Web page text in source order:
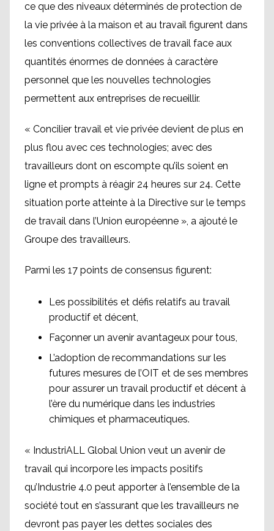
ce que des niveaux déterminés de protection de
la vie privée à la maison et au travail figurent dans
les conventions collectives de travail face aux
quantités énormes de données à caractère
personnel que les nouvelles technologies
permettent aux entreprises de recueillir.
« Concilier travail et vie privée devient de plus en
plus flou avec ces technologies; avec des
travailleurs dont on escompte qu’ils soient en
ligne et prompts à réagir 24 heures sur 24. Cette
situation porte atteinte à la Directive sur le temps
de travail dans l’Union européenne », a ajouté le
Groupe des travailleurs.
Parmi les 17 points de consensus figurent:
Les possibilités et défis relatifs au travail
productif et décent,
Façonner un avenir avantageux pour tous,
L’adoption de recommandations sur les
futures mesures de l’OIT et de ses membres
pour assurer un travail productif et décent à
l’ère du numérique dans les industries
chimiques et pharmaceutiques.
« IndustriALL Global Union veut un avenir de
travail qui incorpore les impacts positifs
qu’Industrie 4.0 peut apporter à l’ensemble de la
société tout en s’assurant que les travailleurs ne
devront pas payer les dettes sociales des